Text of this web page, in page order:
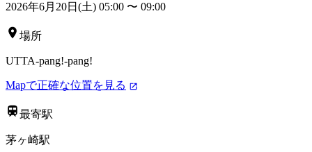
2026年6月20日(土) 05:00 〜 09:00
場所
UTTA-pang!-pang!
Mapで正確な位置を見る
最寄駅
茅ヶ崎駅